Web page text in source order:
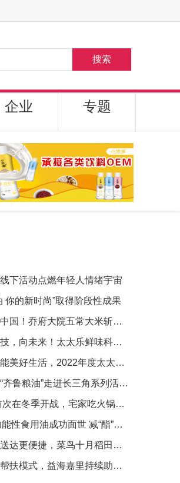
搜索
企业 专题
下活动点燃年轻人情绪宇宙
你的新时尚”取得阶段性成果
黑土瑰宝闪耀中国！乔府大院五常大米斩获金奖第一
看趋势，谈科技，向未来！太太乐鲜味科学研讨会擎起产业创新大旗
用鲜味科学赋能美好生活，2022年度太太乐新品重磅推出
西王食品助力“齐鲁粮油”走进长三角系列活动·上海产销云上行举办
2022世界杯首次在冬季开战，宅家吃火锅看比赛当然要选好人家！
长寿花DAG功能性食用油成功面世 减“酯”赋能国民健康新食代
东北大米网购送达更便捷，菜鸟十月稻田长沙定制分仓正式开仓
创新多种公益帮扶模式，益海嘉里持续助力乡村振兴